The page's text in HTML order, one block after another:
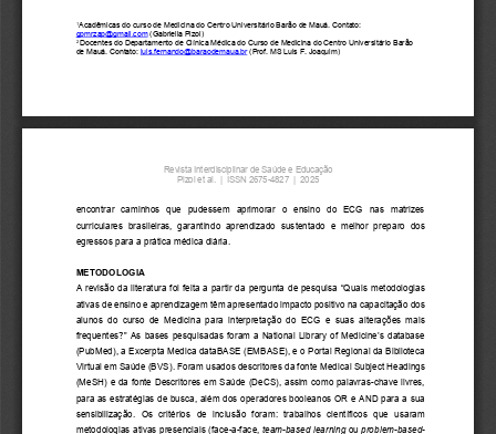
1 Acadêmicas do curso de Medicina do Centro Universitário Barão de Mauá. Contato:
gpmrzap@gmail.com (Gabriella Pizol)
2 Docentes do Departamento de Clínica Médica do Curso de Medicina do Centro Universitário Barão
de Mauá. Contato: luis.fernando@baraodemaua.br (Prof. MS Luis F. Joaquim)
Revista Interdisciplinar de Saúde e Educação
Pizol et al.  |  ISSN 2675-4827  |  2025
encontrar  caminhos  que  pudessem  aprimorar  o  ensino  do  ECG  nas  matrizes
curriculares  brasileiras,  garantindo  aprendizado  sustentado  e  melhor  preparo  dos
egressos para a prática médica diária.
METODOLOGIA
A revisão da literatura foi feita a partir da pergunta de pesquisa “Quais metodologias
ativas de ensino e aprendizagem têm apresentado impacto positivo na capacitação dos
alunos  do  curso  de  Medicina  para  interpretação  do  ECG  e  suas  alterações  mais
frequentes?” As bases pesquisadas foram a National Library of Medicine’s database
(PubMed), a Excerpta Medica dataBASE (EMBASE), e o Portal Regional da Biblioteca
Virtual em Saúde (BVS). Foram usados descritores da fonte Medical Subject Headings
(MeSH) e da fonte Descritores em Saúde (DeCS), assim como palavras-chave livres,
para as estratégias de busca, além dos operadores booleanos OR e AND para a sua
sensibilização.  Os  critérios  de  inclusão  foram:  trabalhos  científicos  que  usaram
metodologias ativas presenciais (face-a-face, team-based learning ou problem-based-